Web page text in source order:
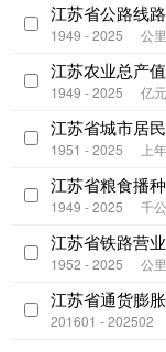
江苏省公路线
1949 - 2025 公里
江苏农业总产值
1949 - 2025 亿元
江苏省城市居
1951 - 2025 上
江苏省粮食播
1949 - 2025 千
江苏省铁路营
1952 - 2025 公里
江苏省通货膨
201601 - 202502